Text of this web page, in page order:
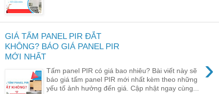
GIÁ TẤM PANEL PIR ĐẮT
KHÔNG? BÁO GIÁ PANEL PIR
MỚI NHẤT
›
Tấm panel PIR có giá bao nhiêu? Bài viết này sẽ
báo giá tấm panel PIR mới nhất kèm theo những
yếu tố ảnh hưởng đến giá. Cập nhật ngay cùng...